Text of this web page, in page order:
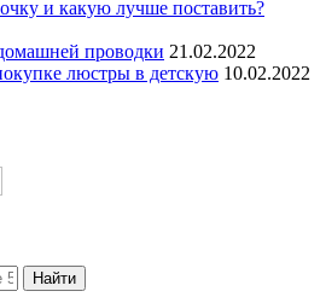
и какую лучше поставить?
проводки 21.02.2022
люстры в детскую 10.02.2022
Найти